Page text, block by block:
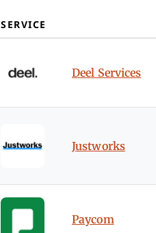
SERVICE
Deel Services
Justworks
Paycom